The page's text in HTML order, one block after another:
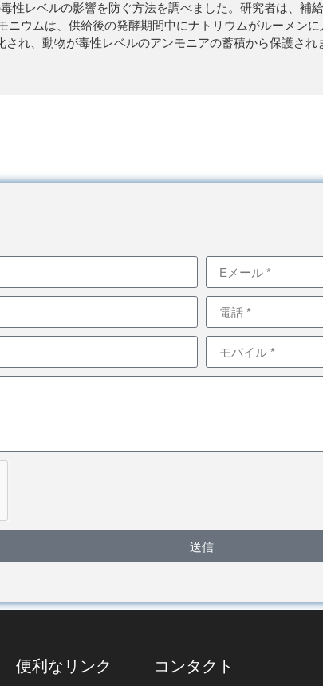
性レベルの影響を防ぐ方法を調べました。研究者は、補
ニウムは、供給後の発酵期間中にナトリウムがルーメン
れ、動物が毒性レベルのアンモニアの蓄積から保護され
送信
便利なリンク コンタクト